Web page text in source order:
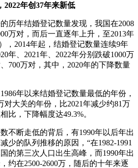
2022年创37年来新低
历年结婚登记数量发现，我国在2008
万对，而后一直逐年上升，至2013年
，2014年起，结婚登记数量连续9年
年、2021年、2022年分别跌破1000万
700万对，其中，2020年的下降数量
年以来结婚登记数量最低的年份，
对大关的年份，比2021年减少约81万
比，下降幅度达49.3%。
不断走低的背后，有1990年以后年出
少的队列推移的原因，“在1982-1991
的第三次人口出生高峰，而1990年出
约在2500-2600万，随后的十年来逐